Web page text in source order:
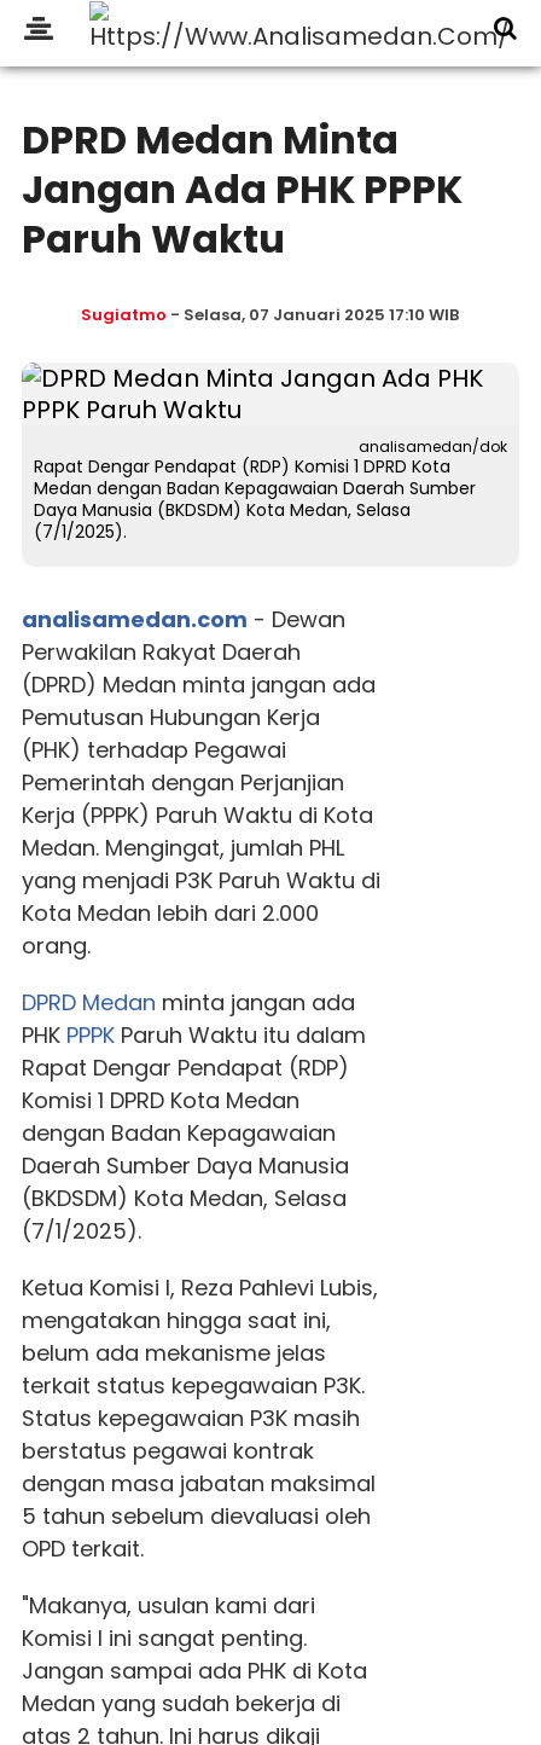
DPRD Medan Minta
Jangan Ada PHK PPPK
Paruh Waktu
Sugiatmo - Selasa, 07 Januari 2025 17:10 WIB
analisamedan/dok
Rapat Dengar Pendapat (RDP) Komisi 1 DPRD Kota
Medan dengan Badan Kepagawaian Daerah Sumber
Daya Manusia (BKDSDM) Kota Medan, Selasa
(7/1/2025).
analisamedan.com - Dewan
Perwakilan Rakyat Daerah
(DPRD) Medan minta jangan ada
Pemutusan Hubungan Kerja
(PHK) terhadap Pegawai
Pemerintah dengan Perjanjian
Kerja (PPPK) Paruh Waktu di Kota
Medan. Mengingat, jumlah PHL
yang menjadi P3K Paruh Waktu di
Kota Medan lebih dari 2.000
orang.
DPRD Medan minta jangan ada
PHK PPPKParuh Waktu itu dalam
Rapat Dengar Pendapat (RDP)
Komisi 1 DPRD Kota Medan
dengan Badan Kepagawaian
Daerah Sumber Daya Manusia
(BKDSDM) Kota Medan, Selasa
(7/1/2025).
Ketua Komisi I, Reza Pahlevi Lubis,
mengatakan hingga saat ini,
belum ada mekanisme jelas
terkait status kepegawaian P3K.
Status kepegawaian P3K masih
berstatus pegawai kontrak
dengan masa jabatan maksimal
5 tahun sebelum dievaluasi oleh
OPD terkait.
"Makanya, usulan kami dari
Komisi I ini sangat penting.
Jangan sampai ada PHK di Kota
Medan yang sudah bekerja di
atas 2 tahun. Ini harus dikaji